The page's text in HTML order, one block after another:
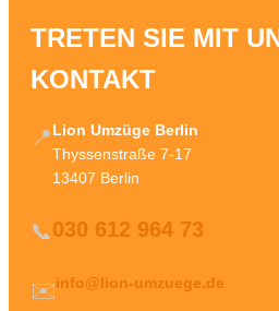
TRETEN SIE MIT
KONTAKT
📍Lion Umzüge Berlin
Thyssenstraße 7-17
13407 Berlin
📞030 612 964 73
✉️info@lion-umzuege.de